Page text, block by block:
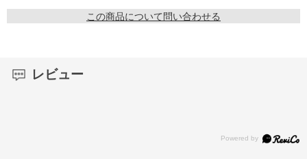
この商品について問い合わせる
レビュー